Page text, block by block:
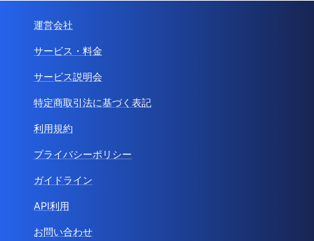
運営会社
サービス・料金
サービス説明会
特定商取引法に基づく表記
利用規約
プライバシーポリシー
ガイドライン
API利用
お問い合わせ